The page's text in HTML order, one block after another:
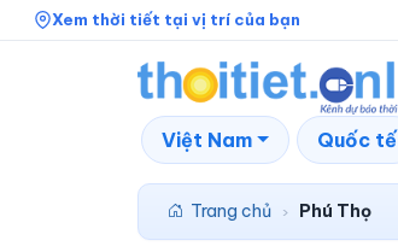
Xem thời tiết tại vị trí của bạn
Việt Nam Quốc tế
Trang chủ › Phú Thọ